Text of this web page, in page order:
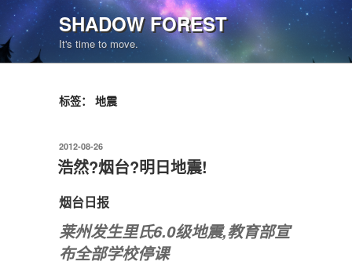
至
内
容
SHADOW FOREST
It's time to move.
标签： 地震
发
布
于
2012-08-26
浩然?烟台?明日地震!
烟台日报
莱州发生里氏6.0级地震,教育部宣
布全部学校停课